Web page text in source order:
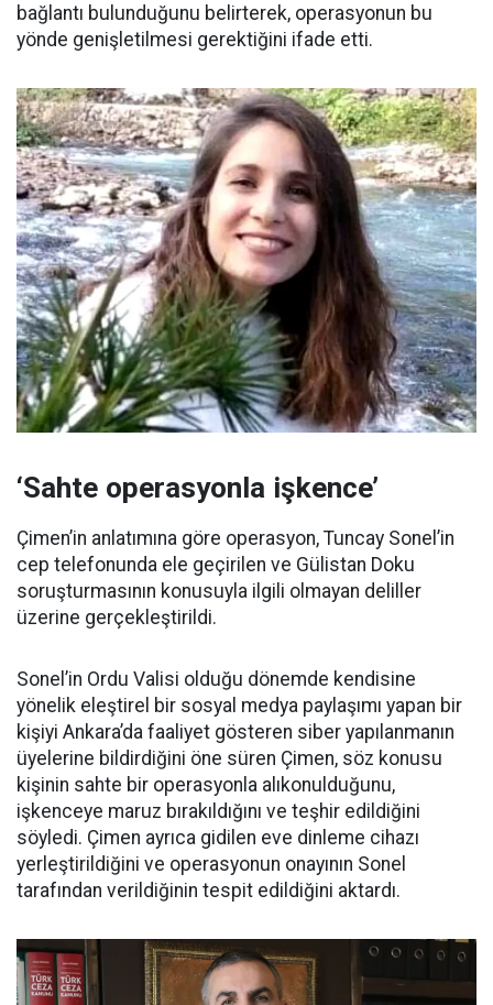
bağlantı bulunduğunu belirterek, operasyonun bu
yönde genişletilmesi gerektiğini ifade etti.
‘Sahte operasyonla işkence’
Çimen’in anlatımına göre operasyon, Tuncay Sonel’in
cep telefonunda ele geçirilen ve Gülistan Doku
soruşturmasının konusuyla ilgili olmayan deliller
üzerine gerçekleştirildi.
Sonel’in Ordu Valisi olduğu dönemde kendisine
yönelik eleştirel bir sosyal medya paylaşımı yapan bir
kişiyi Ankara’da faaliyet gösteren siber yapılanmanın
üyelerine bildirdiğini öne süren Çimen, söz konusu
kişinin sahte bir operasyonla alıkonulduğunu,
işkenceye maruz bırakıldığını ve teşhir edildiğini
söyledi. Çimen ayrıca gidilen eve dinleme cihazı
yerleştirildiğini ve operasyonun onayının Sonel
tarafından verildiğinin tespit edildiğini aktardı.